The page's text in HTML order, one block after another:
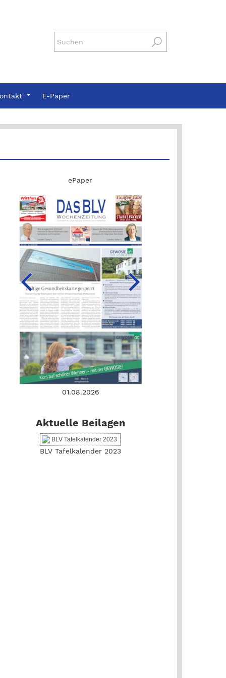
E-Paper
ePaper
01.08.2026
Aktuelle Beilagen
BLV Tafelkalender 2023